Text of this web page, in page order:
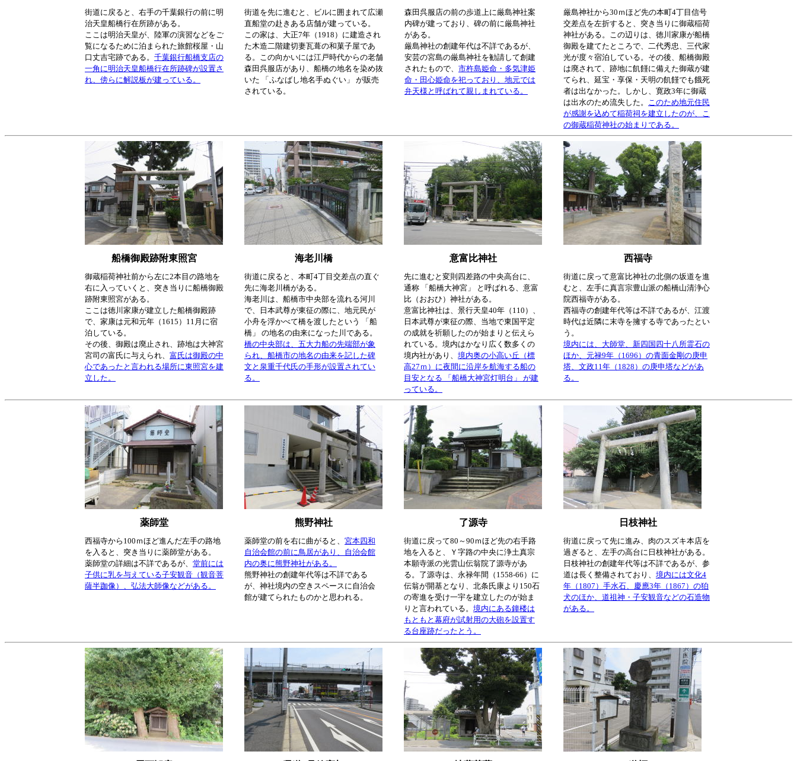
街道に戻ると、右手の千葉銀行の前に明
治天皇船橋行在所跡がある。
ここは明治天皇が、陸軍の演習などをご
覧になるために泊まられた旅館桜屋・山
口丈吉宅跡である。 千葉銀行船橋支店の
一角に明治天皇船橋行在所跡碑が設置さ
れ、傍らに解説板が建っている。
街道を先に進むと、ビルに囲まれて広瀬
直船堂の赴きある店舗が建っている。
この家は、大正7年（1918）に建造され
た木造二階建切妻瓦葺の和菓子屋であ
る。この向かいには江戸時代からの老舗
森田呉服店があり、船橋の地名を染め抜
いた 「ふなばし地名手ぬぐい」 が販売
されている。
森田呉服店の前の歩道上に厳島神社案
内碑が建っており、碑の前に厳島神社
がある。
厳島神社の創建年代は不詳であるが、
安芸の宮島の厳島神社を勧請して創建
されたもので、 市杵島姫命・多気津姫
命・田心姫命を祀っており、地元では
弁天様と呼ばれて親しまれている。
厳島神社から30ｍほど先の本町4丁目信号
交差点を左折すると、突き当りに御蔵稲荷
神社がある。この辺りは、徳川家康が船橋
御殿を建てたところで、二代秀忠、三代家
光が度々宿泊している。その後、船橋御殿
は廃されて、跡地に飢饉に備えた御蔵が建
てられ、延宝・享保・天明の飢饉でも餓死
者は出なかった。しかし、寛政3年に御蔵
は出水のため流失した。 このため地元住民
が感謝を込めて稲荷祠を建立したのが、こ
の御蔵稲荷神社の始まりである。
船橋御殿跡附東照宮 海老川橋 意富比神社 西福寺
御蔵稲荷神社前から左に2本目の路地を
右に入っていくと、突き当りに船橋御殿
跡附東照宮がある。
ここは徳川家康が建立した船橋御殿跡
で、家康は元和元年（1615）11月に宿
泊している。
その後、御殿は廃止され、跡地は大神宮
宮司の富氏に与えられ、 富氏は御殿の中
心であったと言われる場所に東照宮を建
立した。
街道に戻ると、本町4丁目交差点の直ぐ
先に海老川橋がある。
海老川は、船橋市中央部を流れる河川
で、日本武尊が東征の際に、地元民が
小舟を浮かべて橋を渡したという 「船
橋」 の地名の由来になった川である。
橋の中央部は、五大力船の先端部が象
られ、船橋市の地名の由来を記した碑
文と泉重千代氏の手形が設置されてい
る。
先に進むと変則四差路の中央高台に、
通称 「船橋大神宮」 と呼ばれる、意富
比（おおひ）神社がある。
意富比神社は、景行天皇40年（110）、
日本武尊が東征の際、当地で東国平定
の成就を祈願したのが始まりと伝えら
れている。境内はかなり広く数多くの
境内社があり、 境内奥の小高い丘（標
高27ｍ）に夜間に沿岸を航海する船の
目安となる 「船橋大神宮灯明台」 が建
っている。
街道に戻って意富比神社の北側の坂道を進
むと、左手に真言宗豊山派の船橋山清浄心
院西福寺がある。
西福寺の創建年代等は不詳であるが、江渡
時代は近隣に末寺を擁する寺であったとい
う。
境内には、大師堂、新四国四十八所霊石の
ほか、元禄9年（1696）の青面金剛の庚申
塔、文政11年（1828）の庚申塔などがあ
る。
薬師堂 熊野神社 了源寺 日枝神社
西福寺から100ｍほど進んだ左手の路地
を入ると、突き当りに薬師堂がある。
薬師堂の詳細は不詳であるが、 堂前には
子供に乳を与えている子安観音（観音菩
薩半跏像）、弘法大師像などがある。
薬師堂の前を右に曲がると、 宮本四和
自治会館の前に鳥居があり、自治会館
内の奥に熊野神社がある。
熊野神社の創建年代等は不詳である
が、神社境内の空きスペースに自治会
館が建てられたものかと思われる。
街道に戻って80～90ｍほど先の右手路
地を入ると、Ｙ字路の中央に浄土真宗
本願寺派の光雲山伝翁院了源寺があ
る。了源寺は、永禄年間（1558-66）に
伝翁が開基となり、北条氏康より150石
の寄進を受け一宇を建立したのが始ま
りと言われている。 境内にある鐘楼は
もともと幕府が試射用の大砲を設置す
る台座跡だったとう。
街道に戻って先に進み、肉のスズキ本店を
過ぎると、左手の高台に日枝神社がある。
日枝神社の創建年代等は不詳であるが、参
道は長く整備されており、 境内には文化4
年（1807）手水石、慶應3年（1867）の狛
犬のほか、道祖神・子安観音などの石造物
がある。